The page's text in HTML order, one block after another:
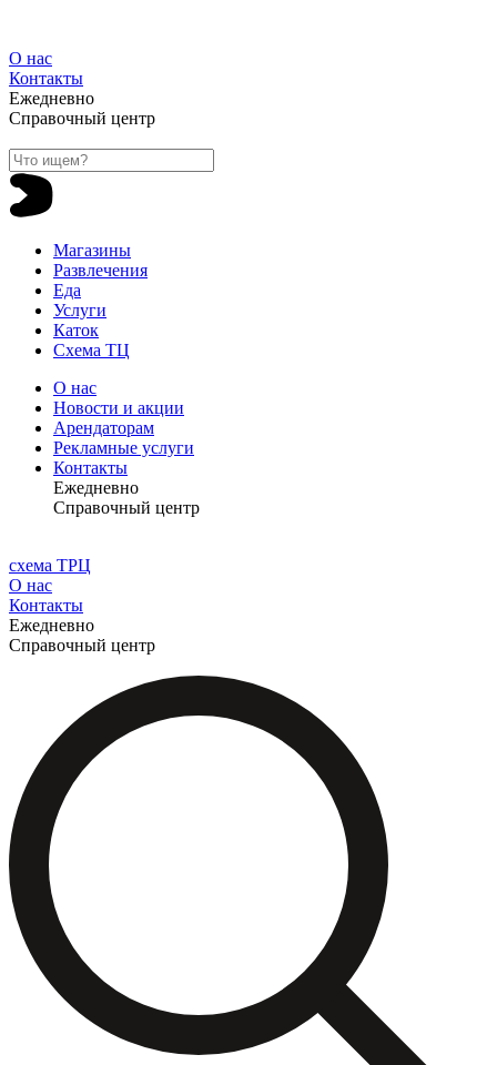
О нас
Контакты
Ежедневно
Справочный центр
Магазины
Развлечения
Еда
Услуги
Каток
Схема ТЦ
О нас
Новости и акции
Арендаторам
Рекламные услуги
Контакты
Ежедневно
Справочный центр
схема ТРЦ
О нас
Контакты
Ежедневно
Справочный центр